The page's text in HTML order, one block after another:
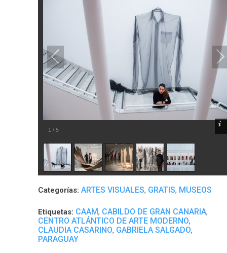
1 / 5
Categorías: ARTES VISUALES, GRATIS, MUSEOS
Etiquetas: CAAM, CABILDO DE GRAN CANARIA,
CENTRO ATLÁNTICO DE ARTE MODERNO,
CLAUDIA CASARINO, GABRIELA SALGADO,
PARAGUAY